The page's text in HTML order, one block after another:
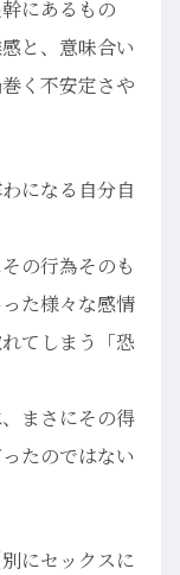
にあるもの
と、意味合い
く不安定さや
になる自分自
の行為そのも
た様々な感情
てしまう「恐
まさにその得
たのではない
にセックスに